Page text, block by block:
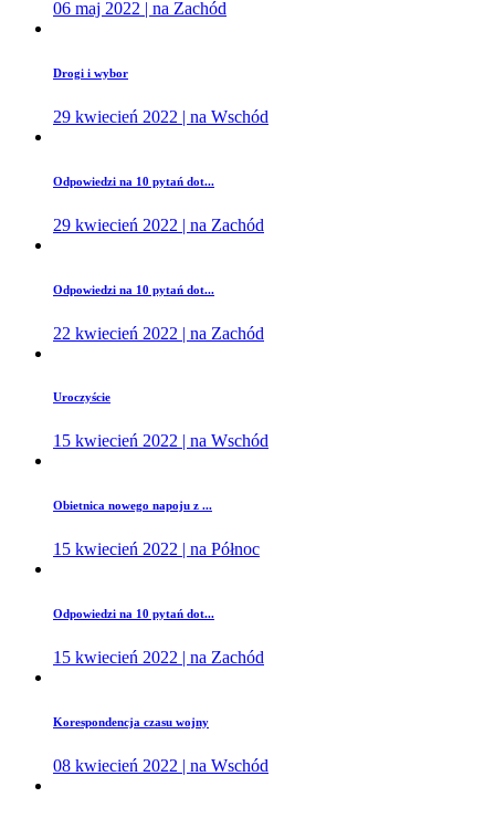
06 maj 2022 | na Zachód
Drogi i wybor
29 kwiecień 2022 | na Wschód
Odpowiedzi na 10 pytań dot...
29 kwiecień 2022 | na Zachód
Odpowiedzi na 10 pytań dot...
22 kwiecień 2022 | na Zachód
Uroczyście
15 kwiecień 2022 | na Wschód
Obietnica nowego napoju z ...
15 kwiecień 2022 | na Północ
Odpowiedzi na 10 pytań dot...
15 kwiecień 2022 | na Zachód
Korespondencja czasu wojny
08 kwiecień 2022 | na Wschód